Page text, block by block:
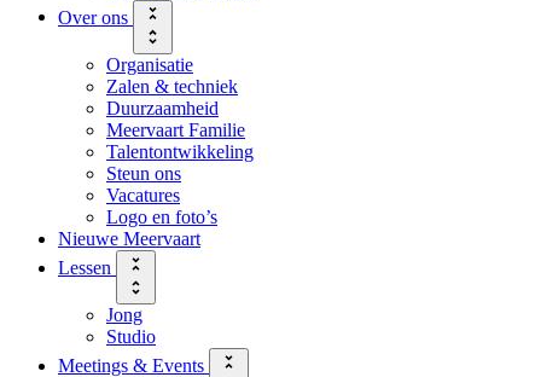
Over ons
Organisatie
Zalen & techniek
Duurzaamheid
Meervaart Familie
Talentontwikkeling
Steun ons
Vacatures
Logo en foto’s
Nieuwe Meervaart
Lessen
Jong
Studio
Meetings & Events